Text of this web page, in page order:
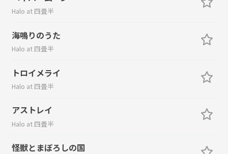
Halo at 四畳半
海鳴りのうた
Halo at 四畳半
トロイメライ
Halo at 四畳半
アストレイ
Halo at 四畳半
怪獣とまぼろしの国